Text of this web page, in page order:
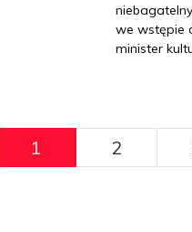
we wstępie
minister
1 2